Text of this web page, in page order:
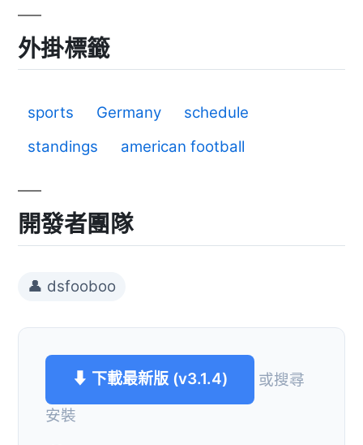
外掛標籤
sports Germany
schedule
standings
american football
開發者團隊
👤 dsfooboo
⬇ 下載最新版 (v3.1.4)
或搜尋
安裝